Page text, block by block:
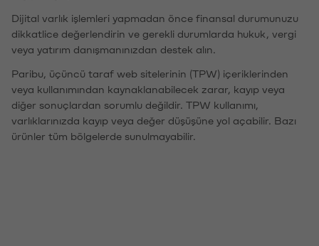
Dijital varlık işlemleri yapmadan önce finansal durumunuzu
dikkatlice değerlendirin ve gerekli durumlarda hukuk, vergi
veya yatırım danışmanınızdan destek alın.
Paribu, üçüncü taraf web sitelerinin (TPW) içeriklerinden
veya kullanımından kaynaklanabilecek zarar, kayıp veya
diğer sonuçlardan sorumlu değildir. TPW kullanımı,
varlıklarınızda kayıp veya değer düşüşüne yol açabilir. Bazı
ürünler tüm bölgelerde sunulmayabilir.